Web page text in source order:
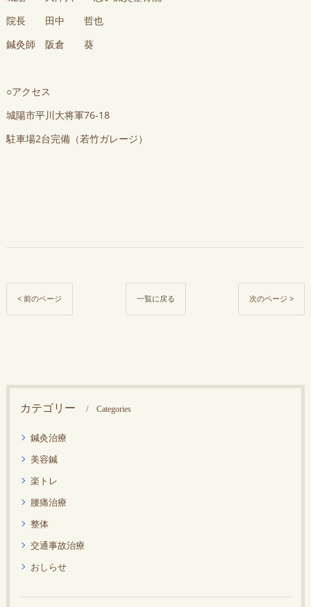
院長 田中 哲也
鍼灸師 阪倉 葵
○アクセス
城陽市平川大将軍76-18
駐車場2台完備（若竹ガレージ）
< 前のページ 一覧に戻る 次のページ >
カテゴリー Categories
鍼灸治療
美容鍼
楽トレ
腰痛治療
整体
交通事故治療
おしらせ